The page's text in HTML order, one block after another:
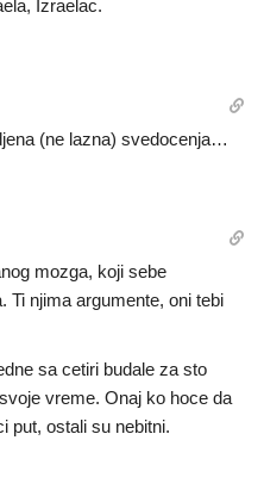
Izraelac.
(ne lazna) svedocenja…
mozga, koji sebe
Ti njima argumente, oni tebi
sa cetiri budale za sto
vreme. Onaj ko hoce da
put, ostali su nebitni.